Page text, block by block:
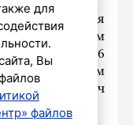
определяется
федеральным
На 2026
минимум
16 тысяч
для
Вы
файлов